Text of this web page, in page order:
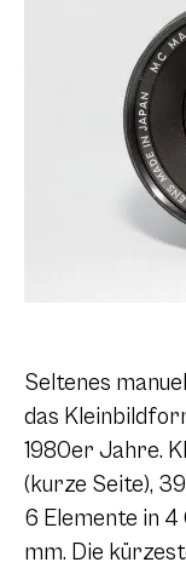
Seltenes
das
1980er Jahre.
(kurze Seite),
6 Elemente in
mm. Die